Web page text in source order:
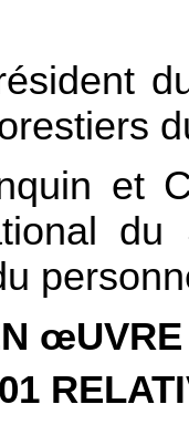
et
œUVRE